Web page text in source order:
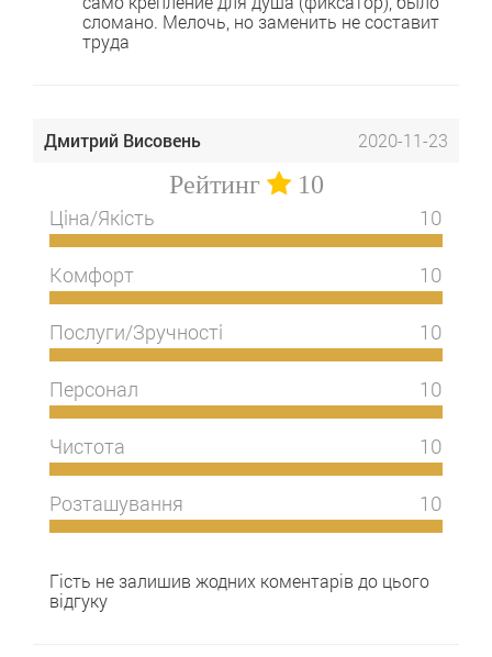
сломано. Мелочь, но заменить не составит
труда
Дмитрий Висовень 2020-11-23
Рейтинг 10
Ціна/Якість 10
Комфорт 10
Послуги/Зручності 10
Персонал 10
Чистота 10
Розташування 10
Гість не залишив жодних коментарів до цього
відгуку